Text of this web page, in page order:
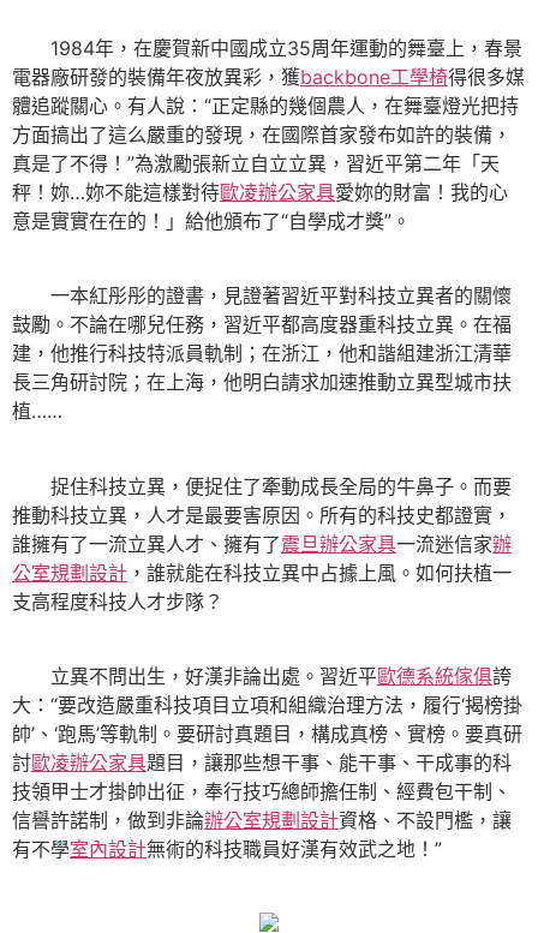
1984年，在慶賀新中國成立35周年運動的舞臺上，春景
電器廠研發的裝備年夜放異彩，獲backbone工學椅得很多媒
體追蹤關心。有人說：“正定縣的幾個農人，在舞臺燈光把持
方面搞出了這么嚴重的發現，在國際首家發布如許的裝備，
真是了不得！”為激勵張新立自立立異，習近平第二年「天
秤！妳…妳不能這樣對待歐凌辦公家具愛妳的財富！我的心
意是實實在在的！」給他頒布了“自學成才獎”。
一本紅彤彤的證書，見證著習近平對科技立異者的關懷
鼓勵。不論在哪兒任務，習近平都高度器重科技立異。在福
建，他推行科技特派員軌制；在浙江，他和諧組建浙江清華
長三角研討院；在上海，他明白請求加速推動立異型城市扶
植……
捉住科技立異，便捉住了牽動成長全局的牛鼻子。而要
推動科技立異，人才是最要害原因。所有的科技史都證實，
誰擁有了一流立異人才、擁有了震旦辦公家具一流迷信家辦
公室規劃設計 ，誰就能在科技立異中占據上風。如何扶植一
支高程度科技人才步隊？
立異不問出生，好漢非論出處。習近平歐德系統傢俱誇
大：“要改造嚴重科技項目立項和組織治理方法，履行‘揭榜掛
帥’、‘跑馬’等軌制。要研討真題目，構成真榜、實榜。要真研
討歐凌辦公家具題目，讓那些想干事、能干事、干成事的科
技領甲士才掛帥出征，奉行技巧總師擔任制、經費包干制、
信譽許諾制，做到非論辦公室規劃設計資格、不設門檻，讓
有不學室內設計無術的科技職員好漢有效武之地！”